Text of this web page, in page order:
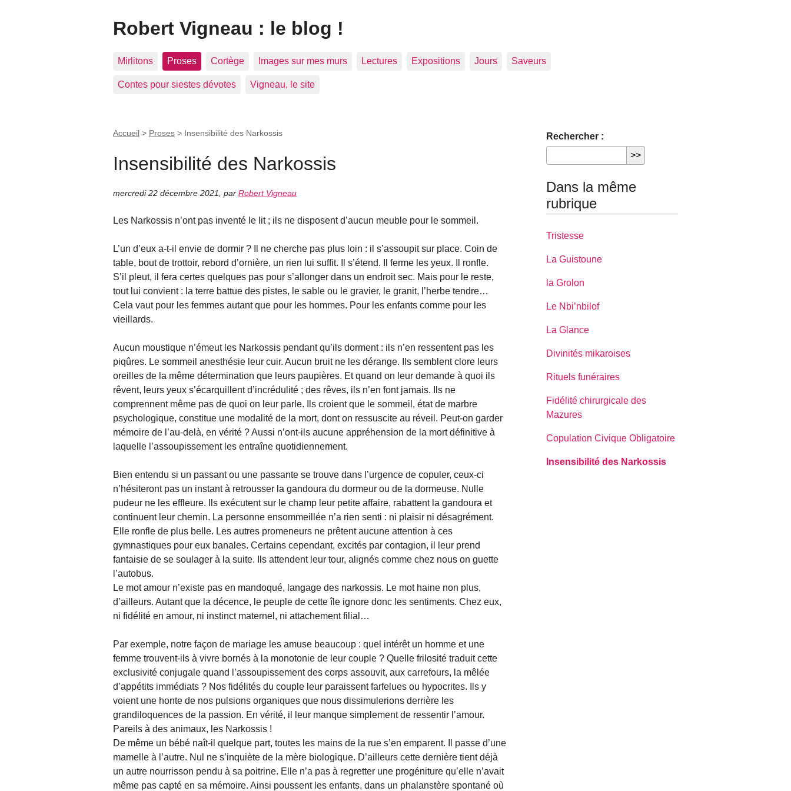
Robert Vigneau : le blog !
Mirlitons Proses Cortège Images sur mes murs Lectures Expositions Jours Saveurs
Contes pour siestes dévotes Vigneau, le site
Accueil > Proses > Insensibilité des Narkossis
Insensibilité des Narkossis
mercredi 22 décembre 2021 par Robert Vigneau
Les Narkossis n’ont pas inventé le lit ; ils ne disposent d’aucun meuble pour le sommeil.
L’un d’eux a-t-il envie de dormir ? Il ne cherche pas plus loin : il s’assoupit sur place. Coin de
table, bout de trottoir, rebord d’ornière, un rien lui suffit. Il s’étend. Il ferme les yeux. Il ronfle.
S’il pleut, il fera certes quelques pas pour s’allonger dans un endroit sec. Mais pour le reste,
tout lui convient : la terre battue des pistes, le sable ou le gravier, le granit, l’herbe tendre…
Cela vaut pour les femmes autant que pour les hommes. Pour les enfants comme pour les
vieillards.
Aucun moustique n’émeut les Narkossis pendant qu’ils dorment : ils n’en ressentent pas les
piqûres. Le sommeil anesthésie leur cuir. Aucun bruit ne les dérange. Ils semblent clore leurs
oreilles de la même détermination que leurs paupières. Et quand on leur demande à quoi ils
rêvent, leurs yeux s’écarquillent d’incrédulité ; des rêves, ils n’en font jamais. Ils ne
comprennent même pas de quoi on leur parle. Ils croient que le sommeil, état de marbre
psychologique, constitue une modalité de la mort, dont on ressuscite au réveil. Peut-on garder
mémoire de l’au-delà, en vérité ? Aussi n’ont-ils aucune appréhension de la mort définitive à
laquelle l’assoupissement les entraîne quotidiennement.
Bien entendu si un passant ou une passante se trouve dans l’urgence de copuler, ceux-ci
n’hésiteront pas un instant à retrousser la gandoura du dormeur ou de la dormeuse. Nulle
pudeur ne les effleure. Ils exécutent sur le champ leur petite affaire, rabattent la gandoura et
continuent leur chemin. La personne ensommeillée n’a rien senti : ni plaisir ni désagrément.
Elle ronfle de plus belle. Les autres promeneurs ne prêtent aucune attention à ces
gymnastiques pour eux banales. Certains cependant, excités par contagion, il leur prend
fantaisie de se soulager à la suite. Ils attendent leur tour, alignés comme chez nous on guette
l’autobus.
Le mot amour n’existe pas en mandoqué, langage des narkossis. Le mot haine non plus,
d’ailleurs. Autant que la décence, le peuple de cette île ignore donc les sentiments. Chez eux,
ni fidélité en amour, ni instinct maternel, ni attachement filial…
Par exemple, notre façon de mariage les amuse beaucoup : quel intérêt un homme et une
femme trouvent-ils à vivre bornés à la monotonie de leur couple ? Quelle frilosité traduit cette
exclusivité conjugale quand l’assoupissement des corps assouvit, aux carrefours, la mêlée
d’appétits immédiats ? Nos fidélités du couple leur paraissent farfelues ou hypocrites. Ils y
voient une honte de nos pulsions organiques que nous dissimulerions derrière les
grandiloquences de la passion. En vérité, il leur manque simplement de ressentir l’amour.
Pareils à des animaux, les Narkossis !
De même un bébé naît-il quelque part, toutes les mains de la rue s’en emparent. Il passe d’une
mamelle à l’autre. Nul ne s’inquiète de la mère biologique. D’ailleurs cette dernière tient déjà
un autre nourrisson pendu à sa poitrine. Elle n’a pas à regretter une progéniture qu’elle n’avait
même pas capté en sa mémoire. Ainsi poussent les enfants, dans un phalanstère spontané où
Rechercher :
Dans la même
rubrique
Tristesse
La Guistoune
la Grolon
Le Nbi’nbilof
La Glance
Divinités mikaroises
Rituels funéraires
Fidélité chirurgicale des
Mazures
Copulation Civique Obligatoire
Insensibilité des Narkossis